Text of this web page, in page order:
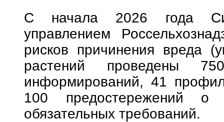
С начала 2026 года
управлением
рисков причинения вреда
растений проведены
информирований, 41
100 предостережений о
обязательных требований.